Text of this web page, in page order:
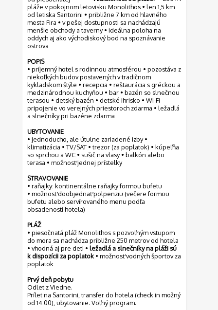
pláže v pokojnom letovisku Monolithos • len 1,5 km
od letiska Santorini • približne 7 km od hlavného
mesta Fira • v pešej dostupnosti sa nachádzajú
menšie obchody a taverny • ideálna poloha na
oddych aj ako východiskový bod na spoznávanie
ostrova
POPIS
• príjemný hotel s rodinnou atmosférou • pozostáva z
niekoľkých budov postavených v tradičnom
kykladskom štýle • recepcia • reštaurácia s gréckou a
medzinárodnou kuchyňou • bar • bazén so slnečnou
terasou • detský bazén • detské ihrisko • Wi-Fi
pripojenie vo verejných priestoroch zdarma • ležadlá
a slnečníky pri bazéne zdarma
UBYTOVANIE
• jednoducho, ale útulne zariadené izby •
klimatizácia • TV/SAT • trezor (za poplatok) • kúpeľňa
so sprchou a WC • sušič na vlasy • balkón alebo
terasa • možnosť jednej prístelky
STRAVOVANIE
• raňajky: kontinentálne raňajky formou bufetu
• možnosť doobjednať polpenziu (večere formou
bufetu alebo servírovaného menu podľa
obsadenosti hotela)
PLÁŽ
• piesočnatá pláž Monolithos s pozvoľným vstupom
do mora sa nachádza približne 250 metrov od hotela
• vhodná aj pre deti • ležadlá a slnečníky na pláži sú
k dispozícii za poplatok• možnosť vodných športov za
poplatok
Prvý deň pobytu
Odlet z Viedne.
Prílet na Santorini, transfer do hotela (check in možný
od 14:00), ubytovanie. Voľný program.